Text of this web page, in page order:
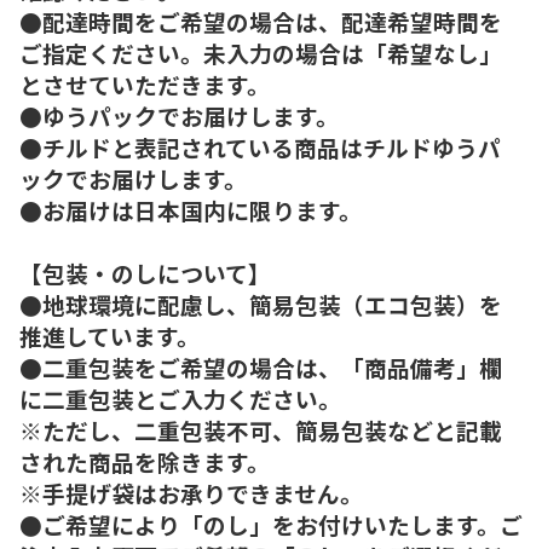
●配達時間をご希望の場合は、配達希望時間を
ご指定ください。未入力の場合は「希望なし」
とさせていただきます。
●ゆうパックでお届けします。
●チルドと表記されている商品はチルドゆうパ
ックでお届けします。
●お届けは日本国内に限ります。
【包装・のしについて】
●地球環境に配慮し、簡易包装（エコ包装）を
推進しています。
●二重包装をご希望の場合は、「商品備考」欄
に二重包装とご入力ください。
※ただし、二重包装不可、簡易包装などと記載
された商品を除きます。
※手提げ袋はお承りできません。
●ご希望により「のし」をお付けいたします。ご